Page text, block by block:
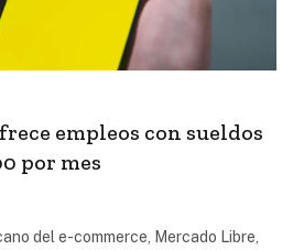
empleos con sueldos
por mes
del e-commerce, Mercado Libre,